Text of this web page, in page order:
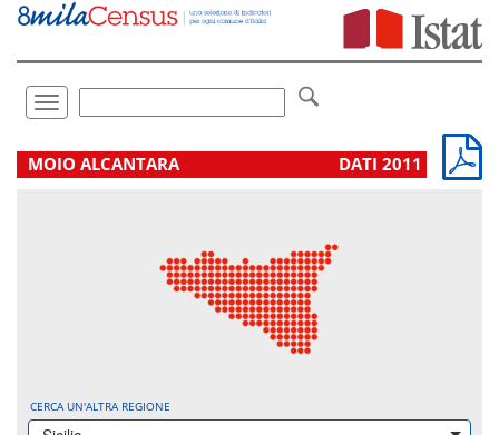
Vai
direttamente
Toggle
navigation
.
MOIO ALCANTARA DATI 2011
CERCA UN'ALTRA REGIONE